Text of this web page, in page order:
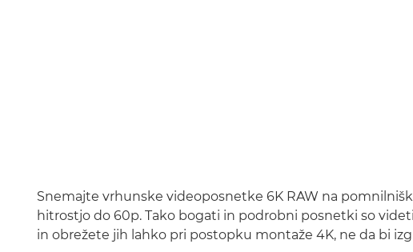
Snemajte vrhunske videoposnetke 6K RAW na
hitrostjo do 60p. Tako bogati in podrobni posnetki so
in obrežete jih lahko pri postopku montaže 4K, ne da bi